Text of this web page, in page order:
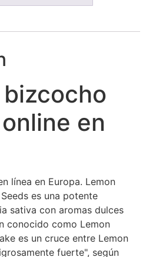
en
línea en Europa. Lemon
es una potente
sativa con aromas dulces
conocido como Lemon
es un cruce entre Lemon
fuerte", según